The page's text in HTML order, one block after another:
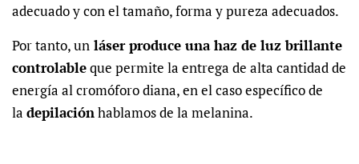
adecuado y con el tamaño, forma y pureza adecuados.
Por tanto, un láser produce una haz de luz brillante
controlableque permite la entrega de alta cantidad de
energía al cromóforo diana, en el caso específico de
la depilaciónhablamos de la melanina.